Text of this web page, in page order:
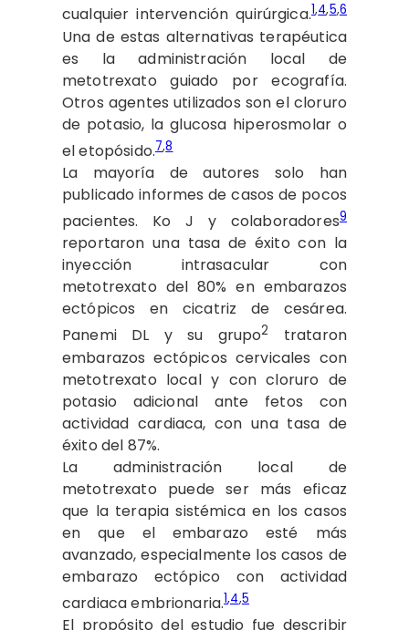
cualquier intervención quirúrgica.1,4,5,6
Una de estas alternativas terapéutica
es la administración local de
metotrexato guiado por ecografía.
Otros agentes utilizados son el cloruro
de potasio, la glucosa hiperosmolar o
el etopósido.7,8
La mayoría de autores solo han
publicado informes de casos de pocos
pacientes. Ko J y colaboradores9
reportaron una tasa de éxito con la
inyección intrasacular con
metotrexato del 80% en embarazos
ectópicos en cicatriz de cesárea.
Panemi DL y su grupo2
trataron
embarazos ectópicos cervicales con
metotrexato local y con cloruro de
potasio adicional ante fetos con
actividad cardiaca, con una tasa de
éxito del 87%.
La administración local de
metotrexato puede ser más eficaz
que la terapia sistémica en los casos
en que el embarazo esté más
avanzado, especialmente los casos de
embarazo ectópico con actividad
cardiaca embrionaria.1,4,5
El propósito del estudio fue describir